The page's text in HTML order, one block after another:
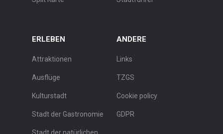
ERLEBEN
Attraktionen
Ausflüge
Kulturstadt
Stadt der Gastronomie
ANDERE
Links
TZGS
Cookie policy
GDPR